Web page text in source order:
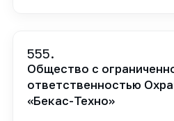
555.
Общество с
ответственностью
«Бекас-Техно»